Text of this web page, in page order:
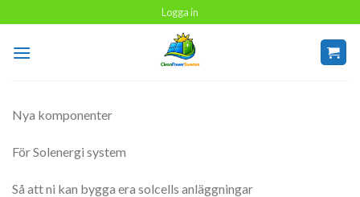
to
content
Logga in
Nya komponenter
För Solenergi system
Så att ni kan bygga era solcells anläggningar